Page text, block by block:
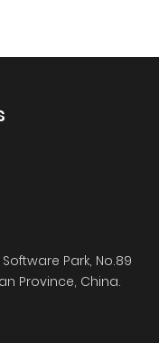
Park, No.89
Province, China.